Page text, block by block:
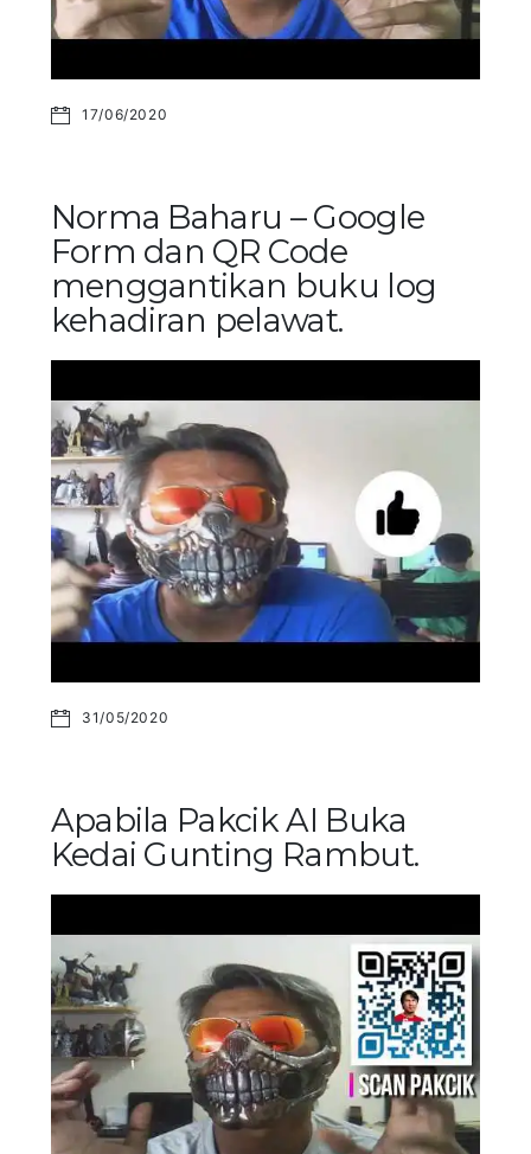
17/06/2020
Norma Baharu – Google
Form dan QR Code
menggantikan buku log
kehadiran pelawat.
31/05/2020
Apabila Pakcik AI Buka
Kedai Gunting Rambut.